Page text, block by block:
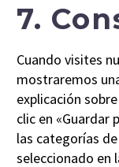
7.
Cuando visites
mostraremos
explicación
clic en «Guardar
las categorías
seleccionado en